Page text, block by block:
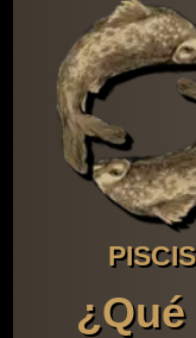
PISCIS